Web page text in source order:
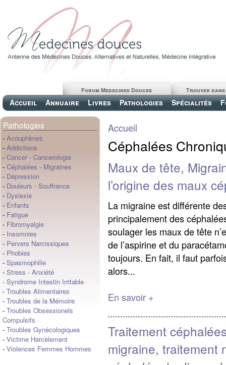
Accueil Annuaire Livres Pathologies Spécialités
Trouver
Forum Medecines Douces
Pathologies
- Acouphènes
- Addictions
- Cancer - Cancerologie
- Céphalées - Migraines
- Dépression
- Douleurs - Souffrance
- Dyslexie
- Enfants
- Fatigue
- Fibromyalgie
- Insomnies
- Pervers Narcissiques
- Phobies
- Spasmophilie
- Stress - Anxiété
- Syndrome Intestin Irritable
- Troubles Alimentaires
- Troubles de la Mémoire
- Troubles Obsessionels
Compulsifs
- Troubles Gynécologiques
- Victime Harcèlement
- Violences Femmes Hommes
Accueil
Céphalées
Maux de tête,
l’origine des maux
La migraine est différente
principalement des
soulager les maux de tête
de l’aspirine et du
toujours. En fait, il faut
alors...
En savoir +
Traitement
migraine, traitement